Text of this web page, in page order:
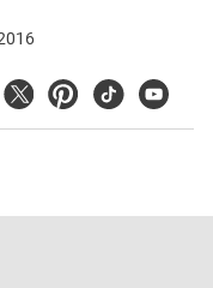
TwitterPinterest
TiktokYoutube